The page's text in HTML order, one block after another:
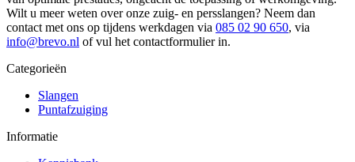
Wilt u meer weten over onze zuig- en persslangen? Neem dan
contact met ons op tijdens werkdagen via 085 02 90 650, via
info@brevo.nl of vul het contactformulier in.
Categorieën
Slangen
Puntafzuiging
Informatie